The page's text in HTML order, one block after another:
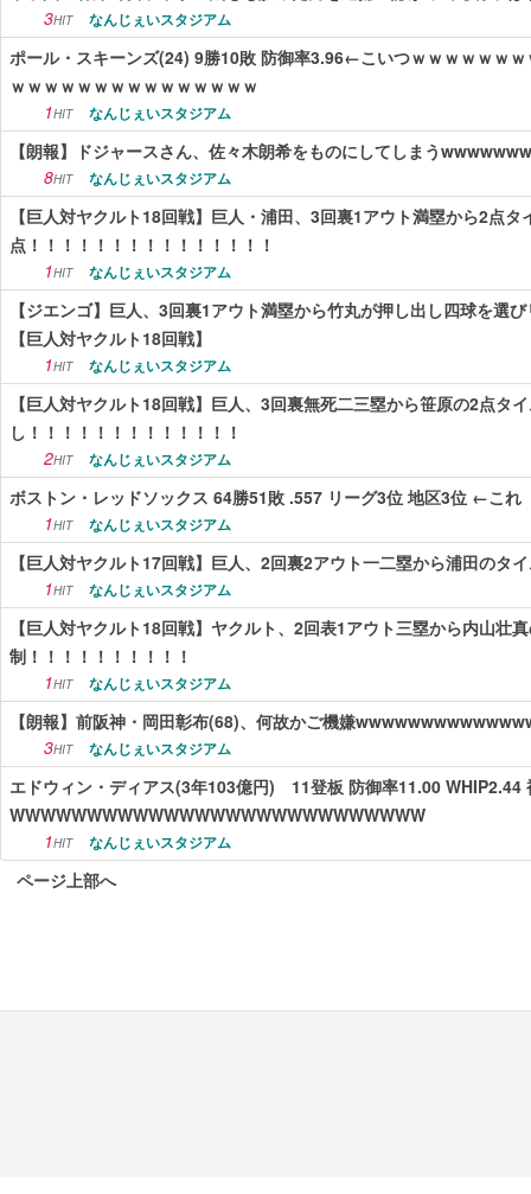
3HIT なんじぇいスタジアム
ポール・スキーンズ(24) 9勝10敗 防御率3.96←こいつｗｗｗｗｗｗ
ｗｗｗｗｗｗｗｗｗｗｗｗｗｗｗ
1HIT なんじぇいスタジアム
【朗報】ドジャースさん、佐々木朗希をものにしてしまう
8HIT なんじぇいスタジアム
【巨人対ヤクルト18回戦】巨人・浦田、3回裏1アウト満塁から2点
点！！！！！！！！！！！！！！！
1HIT なんじぇいスタジアム
【ジエンゴ】巨人、3回裏1アウト満塁から竹丸が押し出し四球を選
【巨人対ヤクルト18回戦】
1HIT なんじぇいスタジアム
【巨人対ヤクルト18回戦】巨人、3回裏無死二三塁から笹原の2点タ
し！！！！！！！！！！！！！
2HIT なんじぇいスタジアム
ボストン・レッドソックス 64勝51敗 .557 リーグ3位 地区3位 ←これ
1HIT なんじぇいスタジアム
【巨人対ヤクルト17回戦】巨人、2回裏2アウト一二塁から浦田のタ
1HIT なんじぇいスタジアム
【巨人対ヤクルト18回戦】ヤクルト、2回表1アウト三塁から内山壮
制！！！！！！！！！！
1HIT なんじぇいスタジアム
【朗報】前阪神・岡田彰布(68)、何故かご機嫌
3HIT なんじぇいスタジアム
エドウィン・ディアス(3年103億円) 11登板 防御率11.00
WWWWWWWWWWWWWWWWWWWWWWWWWWW
1HIT なんじぇいスタジアム
ページ上部へ